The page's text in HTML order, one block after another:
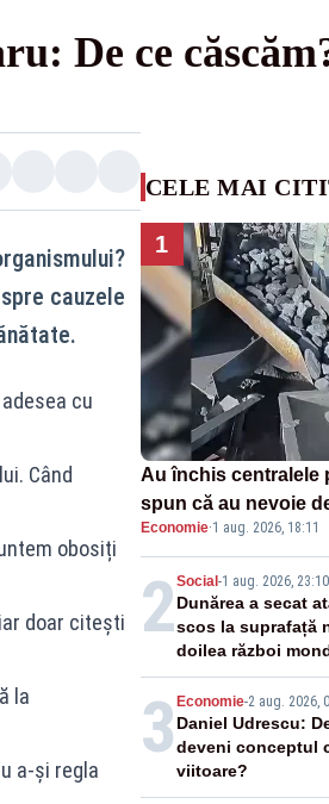
De ce
cauzele
cu
Când
obosiți
doar citești
la
a-și regla
CELE MAI
1
Au închis centralele
spun că au nevoie
pasează vina în
Economie·1 aug. 2026, 18:11
2Social -1 aug. 2026, 23:10
Dunărea a secat
scos la suprafață
doilea război
3 Economie-2 aug. 2026,
Daniel Udrescu:
deveni conceptul
viitoare?